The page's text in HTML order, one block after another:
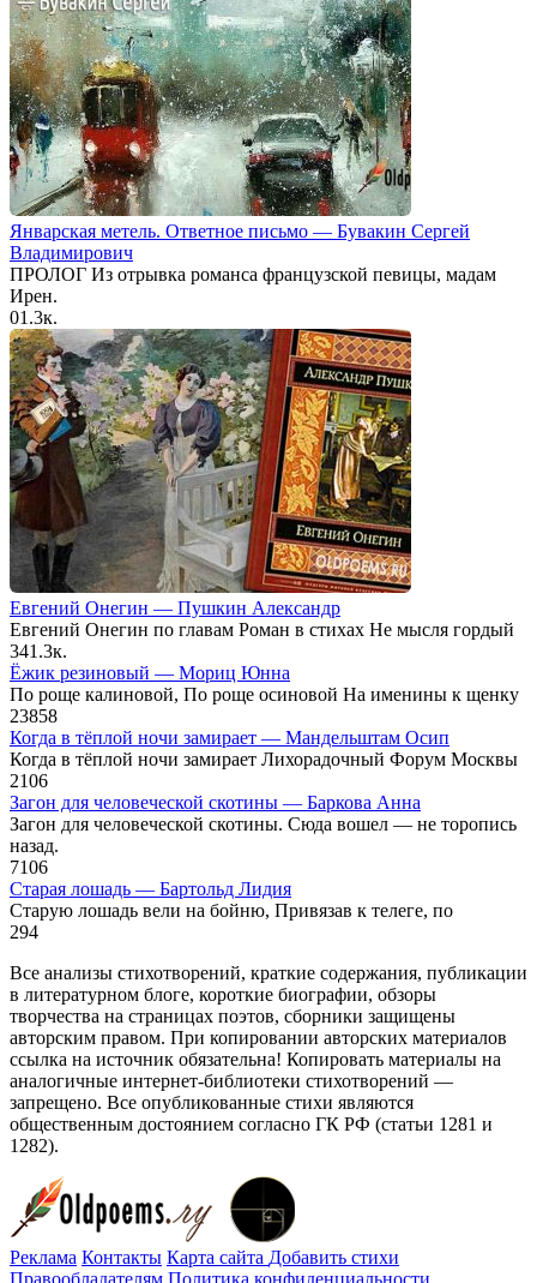
Январская метель. Ответное письмо — Бувакин Сергей
Владимирович
ПРОЛОГ Из отрывка романса французской певицы, мадам
Ирен.
01.3к.
Евгений Онегин — Пушкин Александр
Евгений Онегин по главам Роман в стихах Не мысля гордый
341.3к.
Ёжик резиновый — Мориц Юнна
По роще калиновой, По роще осиновой На именины к щенку
23858
Когда в тёплой ночи замирает — Мандельштам Осип
Когда в тёплой ночи замирает Лихорадочный Форум Москвы
2106
Загон для человеческой скотины — Баркова Анна
Загон для человеческой скотины. Сюда вошел — не торопись
назад.
7106
Старая лошадь — Бартольд Лидия
Старую лошадь вели на бойню, Привязав к телеге, по
294
Все анализы стихотворений, краткие содержания, публикации
в литературном блоге, короткие биографии, обзоры
творчества на страницах поэтов, сборники защищены
авторским правом. При копировании авторских материалов
ссылка на источник обязательна! Копировать материалы на
аналогичные интернет-библиотеки стихотворений —
запрещено. Все опубликованные стихи являются
общественным достоянием согласно ГК РФ (статьи 1281 и
1282).
Реклама Контакты Карта сайта Добавить стихи
Правообладателям Политика конфиденциальности